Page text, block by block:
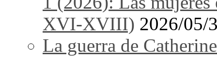
XVI-XVIII) 2026/05/
La guerra de Catherine